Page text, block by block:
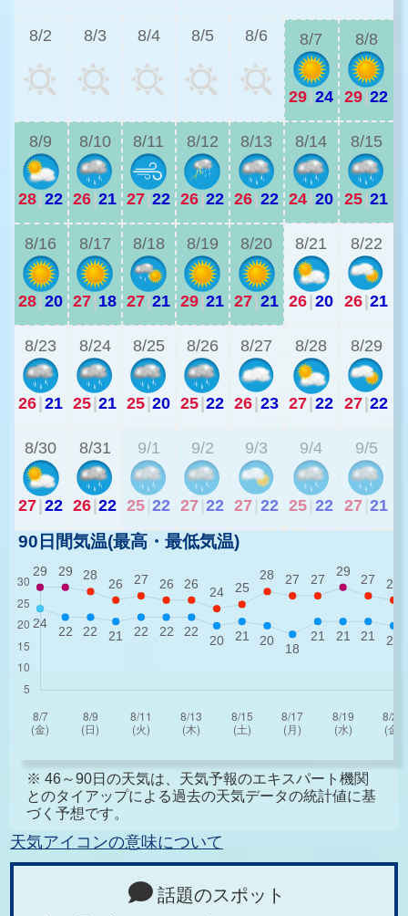
8/2 8/3 8/4 8/5 8/6 8/7
29 24
8/8
29 22
8/9
28 22
8/10
26 21
8/11
27 22
8/12
26 22
8/13
26 22
8/14
24 20
8/15
25 21
8/16
28 20
8/17
27 18
8/18
27 21
8/19
29 21
8/20
27 21
8/21
26 20
8/22
26 21
8/23
26 21
8/24
25 21
8/25
25 20
8/26
25 22
8/27
26 23
8/28
27 22
8/29
27 22
8/30
27 22
8/31
26 22
9/1
25 22
9/2
27 22
9/3
27 22
9/4
25 22
9/5
27 21
90日間気温(最高・最低気温)
※ 46～90日の天気は、天気予報のエキスパート機関
とのタイアップによる過去の天気データの統計値に基
づく予想です。
天気アイコンの意味について
話題のスポット